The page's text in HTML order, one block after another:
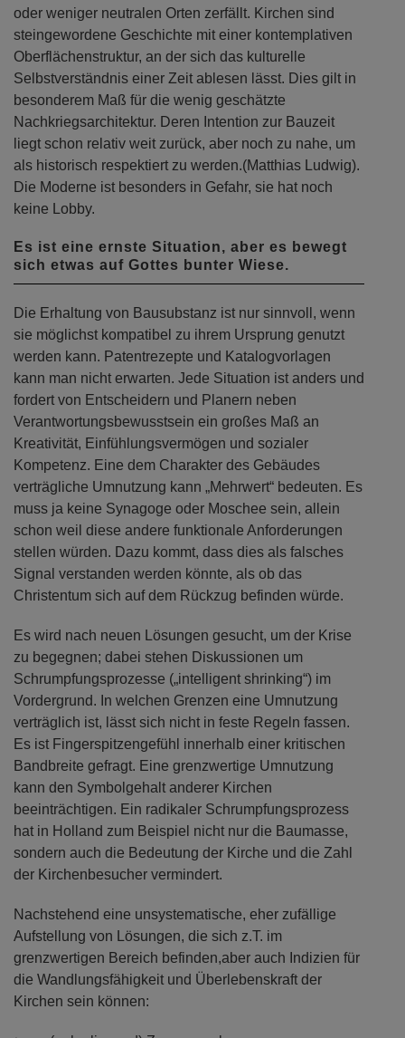
oder weniger neutralen Orten zerfällt. Kirchen sind
steingewordene Geschichte mit einer kontemplativen
Oberflächenstruktur, an der sich das kulturelle
Selbstverständnis einer Zeit ablesen lässt. Dies gilt in
besonderem Maß für die wenig geschätzte
Nachkriegsarchitektur. Deren Intention zur Bauzeit
liegt schon relativ weit zurück, aber noch zu nahe, um
als historisch respektiert zu werden.(Matthias Ludwig).
Die Moderne ist besonders in Gefahr, sie hat noch
keine Lobby.
Es ist eine ernste Situation, aber es bewegt
sich etwas auf Gottes bunter Wiese.
Die Erhaltung von Bausubstanz ist nur sinnvoll, wenn
sie möglichst kompatibel zu ihrem Ursprung genutzt
werden kann. Patentrezepte und Katalogvorlagen
kann man nicht erwarten. Jede Situation ist anders und
fordert von Entscheidern und Planern neben
Verantwortungsbewusstsein ein großes Maß an
Kreativität, Einfühlungsvermögen und sozialer
Kompetenz. Eine dem Charakter des Gebäudes
verträgliche Umnutzung kann „Mehrwert“ bedeuten. Es
muss ja keine Synagoge oder Moschee sein, allein
schon weil diese andere funktionale Anforderungen
stellen würden. Dazu kommt, dass dies als falsches
Signal verstanden werden könnte, als ob das
Christentum sich auf dem Rückzug befinden würde.
Es wird nach neuen Lösungen gesucht, um der Krise
zu begegnen; dabei stehen Diskussionen um
Schrumpfungsprozesse („intelligent shrinking“) im
Vordergrund. In welchen Grenzen eine Umnutzung
verträglich ist, lässt sich nicht in feste Regeln fassen.
Es ist Fingerspitzengefühl innerhalb einer kritischen
Bandbreite gefragt. Eine grenzwertige Umnutzung
kann den Symbolgehalt anderer Kirchen
beeinträchtigen. Ein radikaler Schrumpfungsprozess
hat in Holland zum Beispiel nicht nur die Baumasse,
sondern auch die Bedeutung der Kirche und die Zahl
der Kirchenbesucher vermindert.
Nachstehend eine unsystematische, eher zufällige
Aufstellung von Lösungen, die sich z.T. im
grenzwertigen Bereich befinden,aber auch Indizien für
die Wandlungsfähigkeit und Überlebenskraft der
Kirchen sein können: